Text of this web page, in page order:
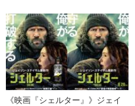
《映画『シェルター』》ジェイ